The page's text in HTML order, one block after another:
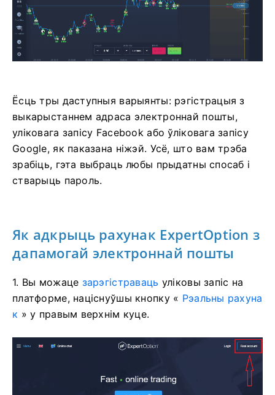
Ёсць тры даступныя варыянты: рэгістрацыя з
выкарыстаннем адраса электроннай пошты,
уліковага запісу Facebook або ўліковага запісу
Google, як паказана ніжэй. Усё, што вам трэба
зрабіць, гэта выбраць любы прыдатны спосаб і
стварыць пароль.
Як адкрыць рахунак ExpertOption з
дапамогай электроннай пошты
1. Вы можаце зарэгістраваць уліковы запіс на
платформе, націснуўшы кнопку « Рэальны рахуна
к » у правым верхнім куце.